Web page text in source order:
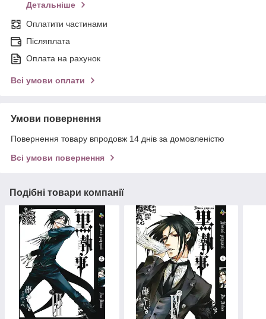
Детальніше
Оплатити частинами
Післяплата
Оплата на рахунок
Всі умови оплати
Умови повернення
Повернення товару впродовж 14 днів за домовленістю
Всі умови повернення
Подібні товари компанії